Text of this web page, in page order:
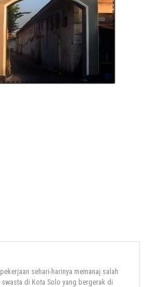
sehari-harinya memanaj salah
swasta di Kota Solo yang bergerak di